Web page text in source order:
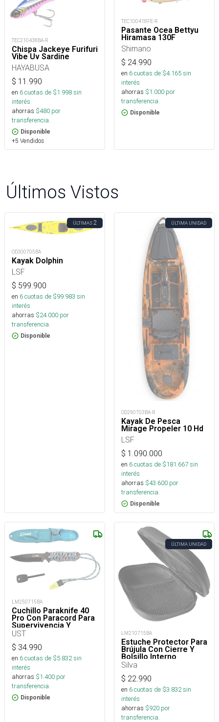
TEC210438BA-R
Chispa Jackeye Furifuri
Vibe Uv Sardine
HAYABUSA
$ 11.990
en 6cuotas de $1.998sin
interés
ahorras $480 por
transferencia.
Disponible
+5 Vendidos
TEC100418FE-R
Pasante Ocea Bettyu
Hiramasa 130F
Shimano
$ 24.990
en 6cuotas de $4.165sin
interés
ahorras $1.000 por
transferencia.
Disponible
Últimos Vistos
ÚLTIMAS2
OD300705BA
Kayak Dolphin
LSF
$ 599.900
en 6cuotas de $99.983 sin
interés
ahorras $24.000 por
transferencia.
Disponible
ÚLTIMA UNIDAD
OD290703BA-R
Kayak De Pesca
Mirage Propeler 10 Hd
LSF
$ 1.090.000
en 6cuotas de $181.667sin
interés
ahorras $43.600 por
transferencia.
Disponible
LM250715BA
Cuchillo Paraknife 40
Pro Con Paracord Para
Supervivencia Y
Outdoor
UST
$ 34.990
en 6cuotas de $5.832sin
interés
ahorras $1.400 por
transferencia.
Disponible
ÚLTIMA UNIDAD
LM210715BA
Estuche Protector Para
Brújula Con Cierre Y
Bolsillo Interno
Silva
$ 22.990
en 6cuotas de $3.832sin
interés
ahorras $920 por
transferencia.